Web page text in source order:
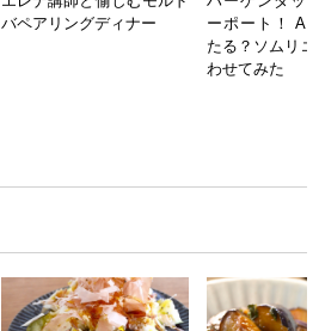
バペアリングディナー
ーポート！ AI
たる？ソムリ
わせてみた